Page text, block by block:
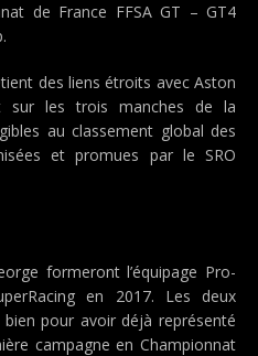
de France FFSA GT – GT4
des liens étroits avec Aston
sur les trois manches de la
au classement global des
et promues par le SRO
formeront l’équipage Pro-
en 2017. Les deux
pour avoir déjà représenté
campagne en Championnat